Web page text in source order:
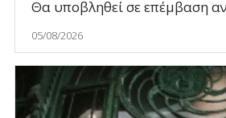
Θα υποβληθεί σε επέμβαση
05/08/2026